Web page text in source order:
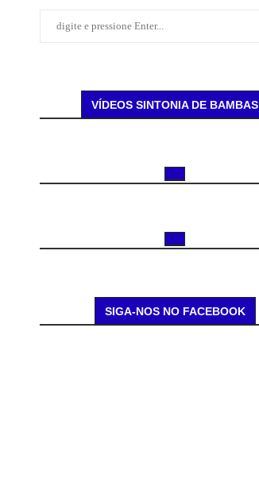
VÍDEOS SINTONIA DE BAMBAS
SIGA-NOS NO FACEBOOK